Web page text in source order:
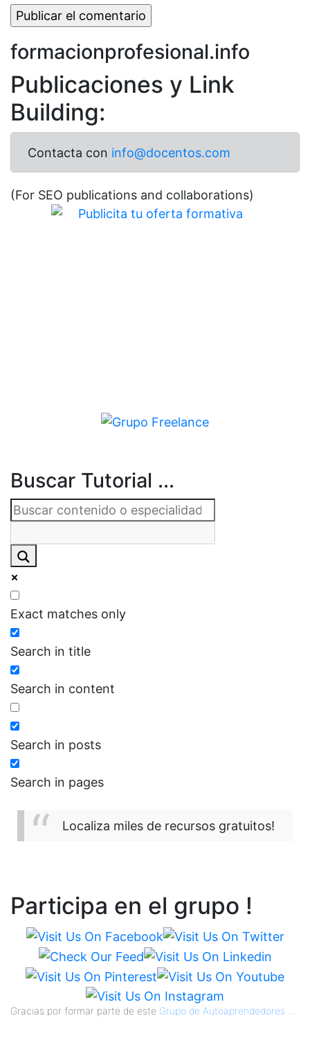
formacionprofesional.info
Publicaciones y Link
Building:
Contacta con info@docentos.com
(For SEO publications and collaborations)
Buscar Tutorial ...
Exact matches only
Search in title
Search in content
Search in posts
Search in pages
Localiza miles de recursos gratuitos!
Participa en el grupo !
Gracias por formar parte de este Grupo de Autoaprendedores